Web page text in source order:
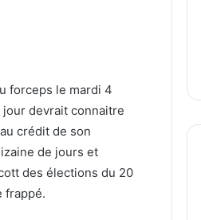
forceps le mardi 4
jour devrait connaitre
crédit de son
de jours et
des élections du 20
frappé.